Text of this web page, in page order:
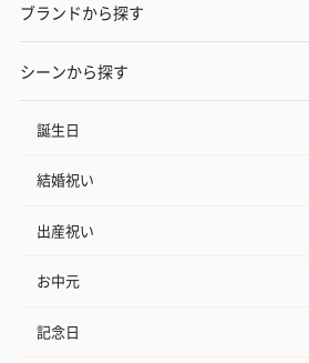
ブランドから探す
シーンから探す
誕生日
結婚祝い
出産祝い
お中元
記念日